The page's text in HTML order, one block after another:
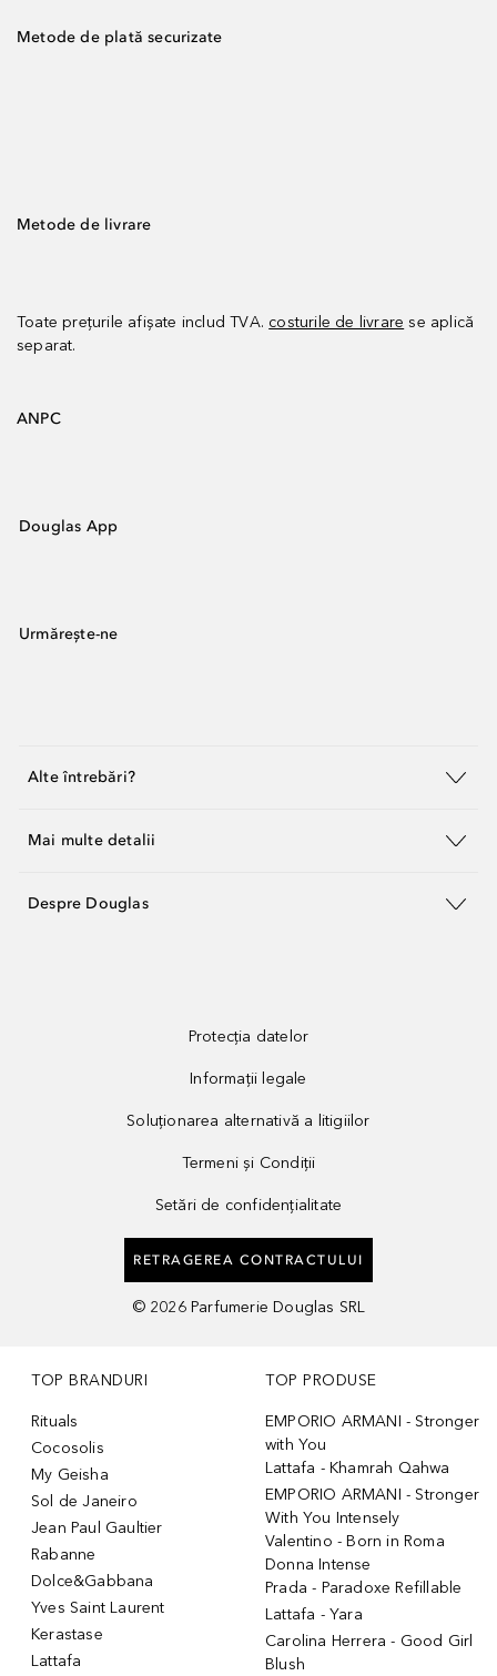
Metode de plată securizate
Metode de livrare
Toate prețurile afișate includ TVA. costurile de livrare se aplică
separat.
ANPC
Douglas App
Urmărește-ne
Alte întrebări?
Mai multe detalii
Despre Douglas
Protecția datelor
Informații legale
Soluționarea alternativă a litigiilor
Termeni și Condiții
Setări de confidențialitate
RETRAGEREA CONTRACTULUI
© 2026 Parfumerie Douglas SRL
TOP BRANDURI
Rituals
Cocosolis
My Geisha
Sol de Janeiro
Jean Paul Gaultier
Rabanne
Dolce&Gabbana
Yves Saint Laurent
Kerastase
Lattafa
TOP PRODUSE
EMPORIO ARMANI - Stronger
with You
Lattafa - Khamrah Qahwa
EMPORIO ARMANI - Stronger
With You Intensely
Valentino - Born in Roma
Donna Intense
Prada - Paradoxe Refillable
Lattafa - Yara
Carolina Herrera - Good Girl
Blush